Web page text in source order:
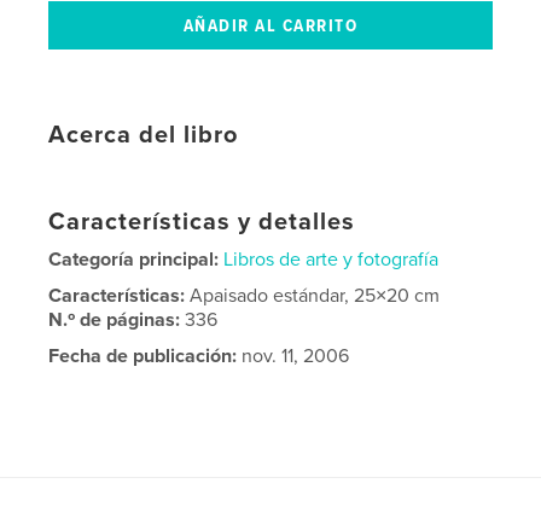
Acerca del libro
Características y detalles
Categoría principal: Libros de arte y fotografía
Características:Apaisado estándar, 25×20 cm
N.º de páginas:336
Fecha de publicación: nov. 11, 2006